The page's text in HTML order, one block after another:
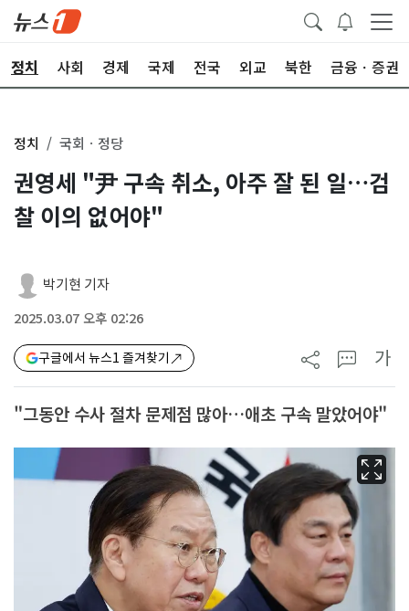
정치 사회 경제 국제 전국 외교 북한 금융ㆍ증권
정치 국회ㆍ정당
권영세 "尹 구속 취소, 아주 잘 된 일…검
찰 이의 없어야"
박기현 기자
2025.03.07 오후 02:26
구글에서 뉴스1 즐겨찾기 가
"그동안 수사 절차 문제점 많아…애초 구속 말았어야"